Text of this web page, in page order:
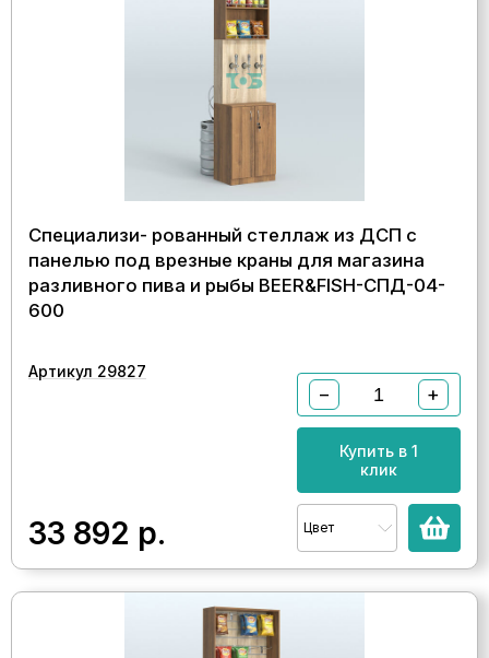
Специализи- рованный стеллаж из ДСП с
панелью под врезные краны для магазина
разливного пива и рыбы BEER&FISH-СПД-04-
600
Артикул 29827
33 892 р.
− +
Купить в 1
клик
Цвет